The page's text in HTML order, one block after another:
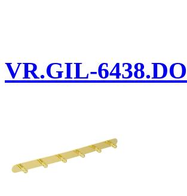
VR.GIL-6438.DO